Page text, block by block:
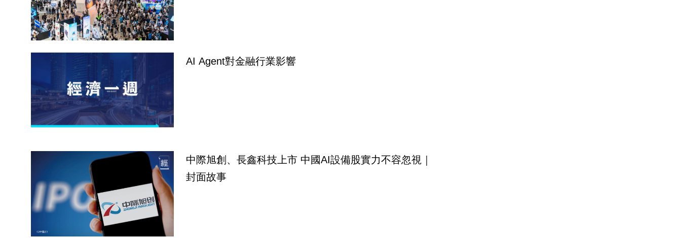
AI Agent對金融行業影響
中際旭創、長鑫科技上市 中國AI設備股實力不容忽視｜
封面故事